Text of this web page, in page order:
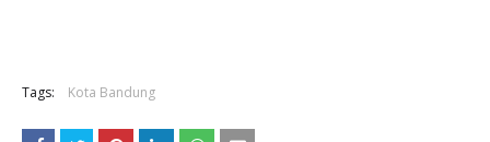
Tags: Kota Bandung